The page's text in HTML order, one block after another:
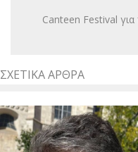
Canteen Festival
ΣΧΕΤΙΚΆ ΆΡΘΡΑ